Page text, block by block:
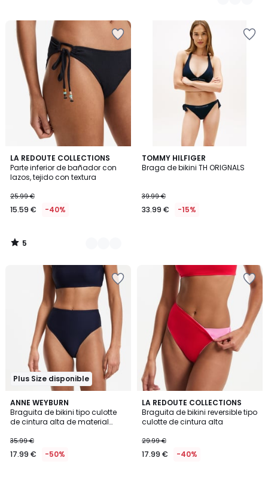
LA REDOUTE COLLECTIONS
Parte inferior de bañador con
lazos, tejido con textura
25.99 €
15.59 € -40%
5
/
5
2
Colores
5
/
TOMMY HILFIGER
Braga de bikini TH ORIGNALS
39.99 €
33.99 € -15%
Plus Size disponible
ANNE WEYBURN
Braguita de bikini tipo culotte
de cintura alta de material
35.99 €
17.99 € -50%
4
/
5
LA REDOUTE COLLECTIONS
Braguita de bikini reversible tipo
culotte de cintura alta
29.99 €
17.99 € -40%
4,5
/ 5